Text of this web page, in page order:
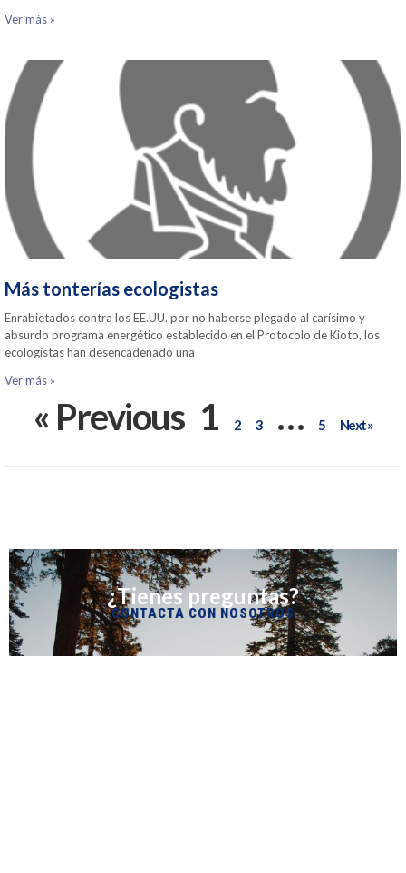
Ver más »
Más tonterías ecologistas
Enrabietados contra los EE.UU. por no haberse plegado al carísimo y
absurdo programa energético establecido en el Protocolo de Kioto, los
ecologistas han desencadenado una
Ver más »
« Previous 1 2 3 … 5 Next »
¿Tienes preguntas?
CONTACTA CON NOSOTROS